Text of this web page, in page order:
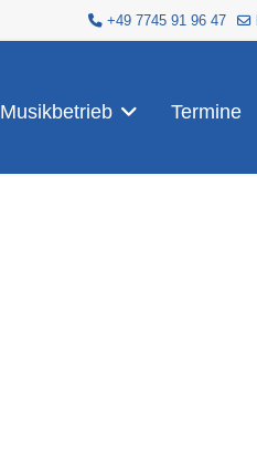
+49 7745 91 96 47
Musikbetrieb Termine